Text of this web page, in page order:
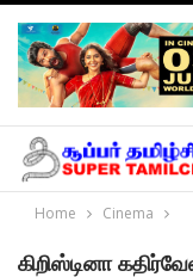
Home Cinema
கிறிஸ்டினா